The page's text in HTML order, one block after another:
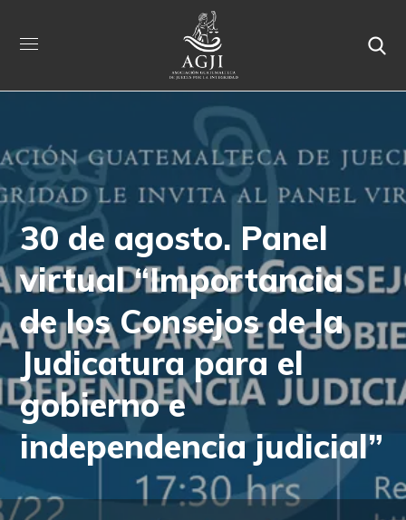
30 de agosto. Panel
virtual “Importancia
de los Consejos de la
Judicatura para el
gobierno e
independencia judicial”